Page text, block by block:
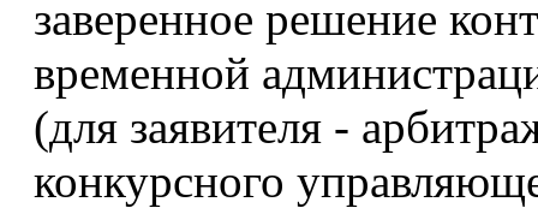
заверенное решение
временной
(для заявителя -
конкурсного